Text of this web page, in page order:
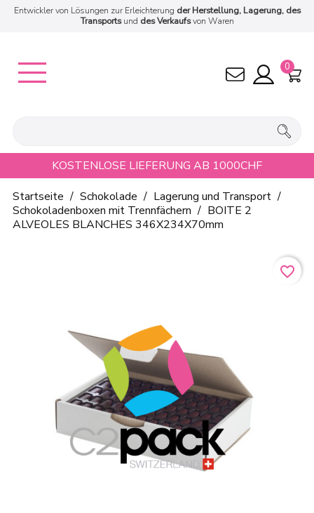
Entwickler von Lösungen zur Erleichterung der Herstellung, Lagerung, des
Transportsund des Verkaufsvon Waren
0
KOSTENLOSE LIEFERUNG AB 1000CHF
Startseite
Schokolade
Lagerung und Transport
Schokoladenboxen mit Trennfächern
BOITE 2
ALVEOLES BLANCHES 346X234X70mm
favorite_border